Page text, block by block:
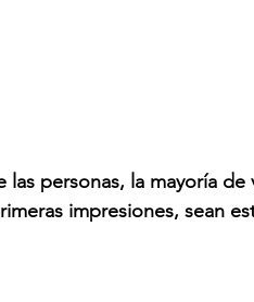
personas, la mayoría de
impresiones, sean